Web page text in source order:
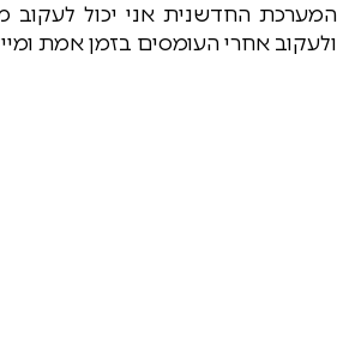
המערכת החדשנית אני יכול
ולעקוב אחרי העומסים בזמן אמת